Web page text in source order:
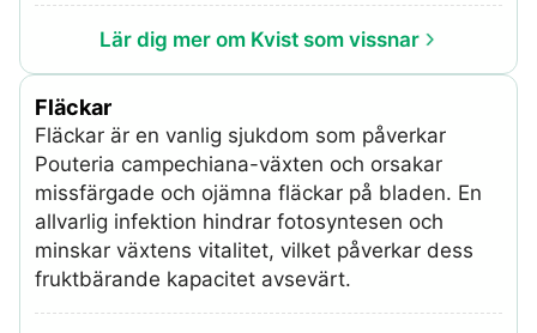
Lär dig mer om Kvist som vissnar
Fläckar
Fläckar är en vanlig sjukdom som påverkar
Pouteria campechiana-växten och orsakar
missfärgade och ojämna fläckar på bladen. En
allvarlig infektion hindrar fotosyntesen och
minskar växtens vitalitet, vilket påverkar dess
fruktbärande kapacitet avsevärt.